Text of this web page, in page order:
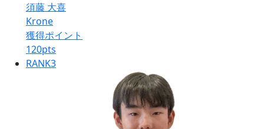
須藤 大喜
Krone
獲得ポイント
120pts
RANK3